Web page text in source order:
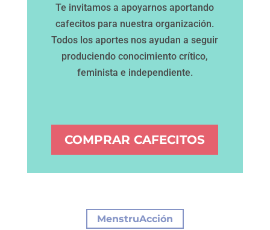
Te invitamos a apoyarnos aportando
cafecitos para nuestra organización.
Todos los aportes nos ayudan a seguir
produciendo conocimiento crítico,
feminista e independiente.
COMPRAR CAFECITOS
MenstruAcción